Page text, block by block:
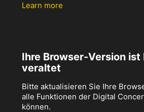
Learn more
Ihre Browser-Version ist
veraltet
Bitte aktualisieren Sie Ihre
alle Funktionen der Digital
können.